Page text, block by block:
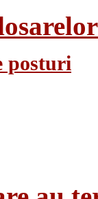
posturi